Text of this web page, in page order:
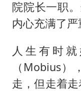
院院长一职
内心充满了严
人生有时
（Mobius
走，但走着